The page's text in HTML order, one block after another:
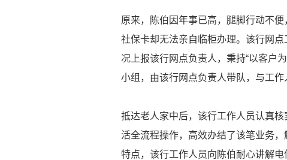
原来，陈伯因年事已高，腿脚行动不
社保卡却无法亲自临柜办理。该行网
况上报该行网点负责人，秉持“以客户
小组，由该行网点负责人带队，与工
抵达老人家中后，该行工作人员认真
活全流程操作，高效办结了该笔业务
特点，该行工作人员向陈伯耐心讲解